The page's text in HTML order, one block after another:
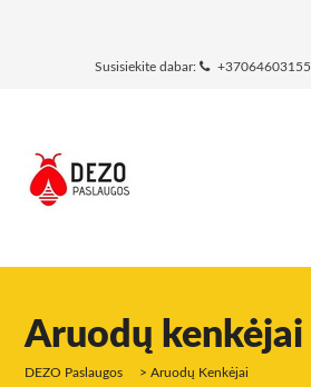
Susisiekite dabar: +37064603155
Aruodų kenkėjai
DEZO Paslaugos >Aruodų Kenkėjai